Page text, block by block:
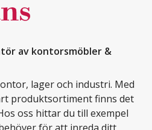
av kontorsmöbler &
lager och industri. Med
produktsortiment finns det
oss hittar du till exempel